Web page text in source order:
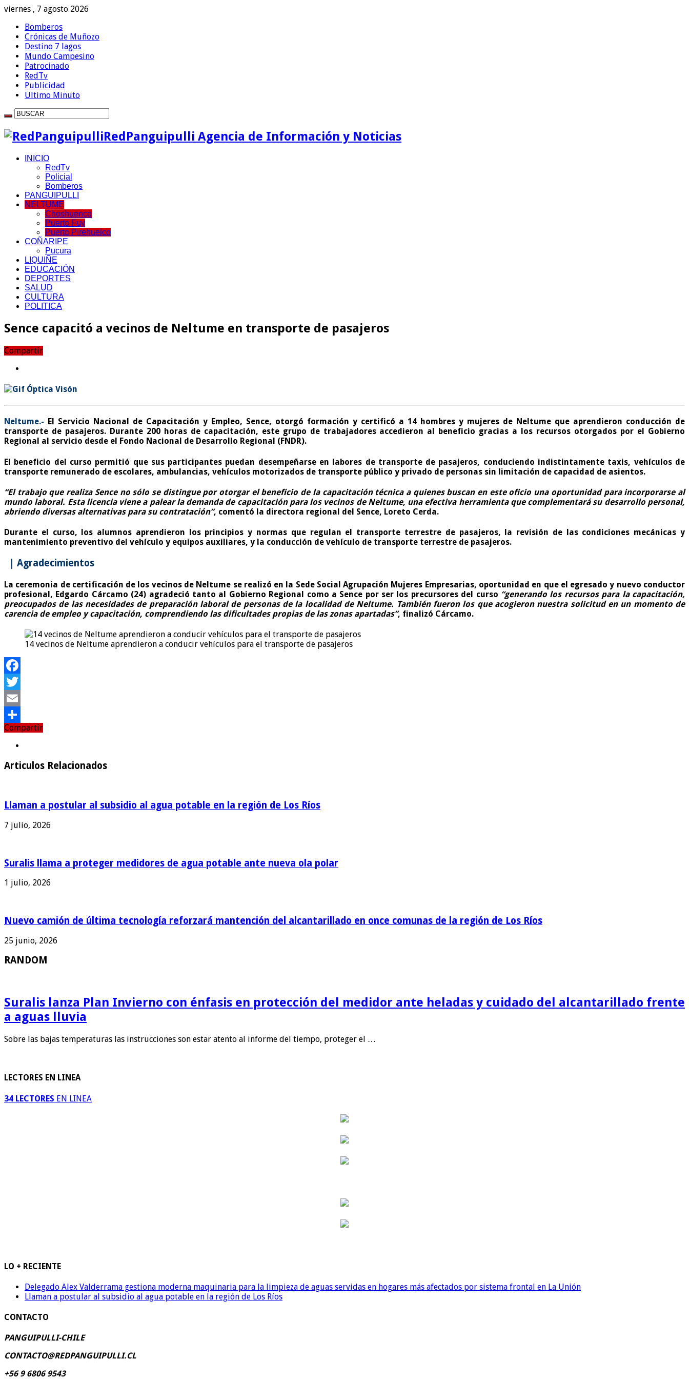
viernes , 7 agosto 2026
Bomberos
Crónicas de Muñozo
Destino 7 lagos
Mundo Campesino
Patrocinado
RedTv
Publicidad
Ultimo Minuto
RedPanguipulli Agencia de Información y Noticias
INICIO
RedTv
Policial
Bomberos
PANGUIPULLI
NELTUME
Choshuenco
Puerto Fuy
Puerto Pirehueico
COÑARIPE
Pucura
LIQUIÑE
EDUCACIÓN
DEPORTES
SALUD
CULTURA
POLITICA
Sence capacitó a vecinos de Neltume en transporte de pasajeros
Compartir
Neltume.- El Servicio Nacional de Capacitación y Empleo, Sence, otorgó formación y certificó a 14 hombres y mujeres de Neltume que aprendieron conducción de
transporte de pasajeros. Durante 200 horas de capacitación, este grupo de trabajadores accedieron al beneficio gracias a los recursos otorgados por el Gobierno
Regional al servicio desde el Fondo Nacional de Desarrollo Regional (FNDR).
El beneficio del curso permitió que sus participantes puedan desempeñarse en labores de transporte de pasajeros, conduciendo indistintamente taxis, vehículos de
transporte remunerado de escolares, ambulancias, vehículos motorizados de transporte público y privado de personas sin limitación de capacidad de asientos.
“El trabajo que realiza Sence no sólo se distingue por otorgar el beneficio de la capacitación técnica a quienes buscan en este oficio una oportunidad para incorporarse al
mundo laboral. Esta licencia viene a palear la demanda de capacitación para los vecinos de Neltume, una efectiva herramienta que complementará su desarrollo personal,
abriendo diversas alternativas para su contratación”, comentó la directora regional del Sence, Loreto Cerda.
Durante el curso, los alumnos aprendieron los principios y normas que regulan el transporte terrestre de pasajeros, la revisión de las condiciones mecánicas y
mantenimiento preventivo del vehículo y equipos auxiliares, y la conducción de vehículo de transporte terrestre de pasajeros.
| Agradecimientos
La ceremonia de certificación de los vecinos de Neltume se realizó en la Sede Social Agrupación Mujeres Empresarias, oportunidad en que el egresado y nuevo conductor
profesional, Edgardo Cárcamo (24) agradeció tanto al Gobierno Regional como a Sence por ser los precursores del curso “generando los recursos para la capacitación,
preocupados de las necesidades de preparación laboral de personas de la localidad de Neltume. También fueron los que acogieron nuestra solicitud en un momento de
carencia de empleo y capacitación, comprendiendo las dificultades propias de las zonas apartadas”, finalizó Cárcamo.
14 vecinos de Neltume aprendieron a conducir vehículos para el transporte de pasajeros
Facebook
Twitter
Email
Compartir
Compartir
Articulos Relacionados
Llaman a postular al subsidio al agua potable en la región de Los Ríos
7 julio, 2026
Suralis llama a proteger medidores de agua potable ante nueva ola polar
1 julio, 2026
Nuevo camión de última tecnología reforzará mantención del alcantarillado en once comunas de la región de Los Ríos
25 junio, 2026
RANDOM
Suralis lanza Plan Invierno con énfasis en protección del medidor ante heladas y cuidado del alcantarillado frente
a aguas lluvia
Sobre las bajas temperaturas las instrucciones son estar atento al informe del tiempo, proteger el …
LECTORES EN LINEA
34 LECTORES EN LINEA
LO + RECIENTE
Delegado Alex Valderrama gestiona moderna maquinaria para la limpieza de aguas servidas en hogares más afectados por sistema frontal en La Unión
Llaman a postular al subsidio al agua potable en la región de Los Ríos
CONTACTO
PANGUIPULLI-CHILE
CONTACTO@REDPANGUIPULLI.CL
+56 9 6806 9543